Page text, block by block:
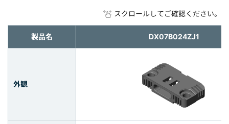
スクロールしてご確認ください。
製品名 DX07B024ZJ1
外観